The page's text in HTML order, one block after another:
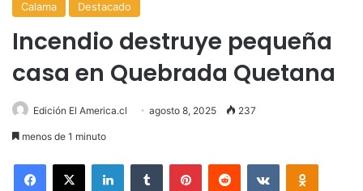
Calama Destacado
Incendio destruye pequeña
casa en Quebrada Quetana
Edición El America.cl agosto 8, 2025 237
menos de 1 minuto
Facebook
X LinkedInTumblr PinterestReddit VKontakte